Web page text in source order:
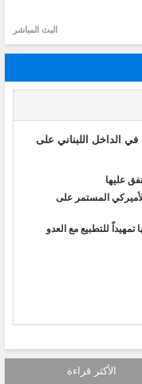
البث المباشر
الداخل اللبناني على
عليها
المستمر على
للتطبيع مع العدو
الأكثر قراءة